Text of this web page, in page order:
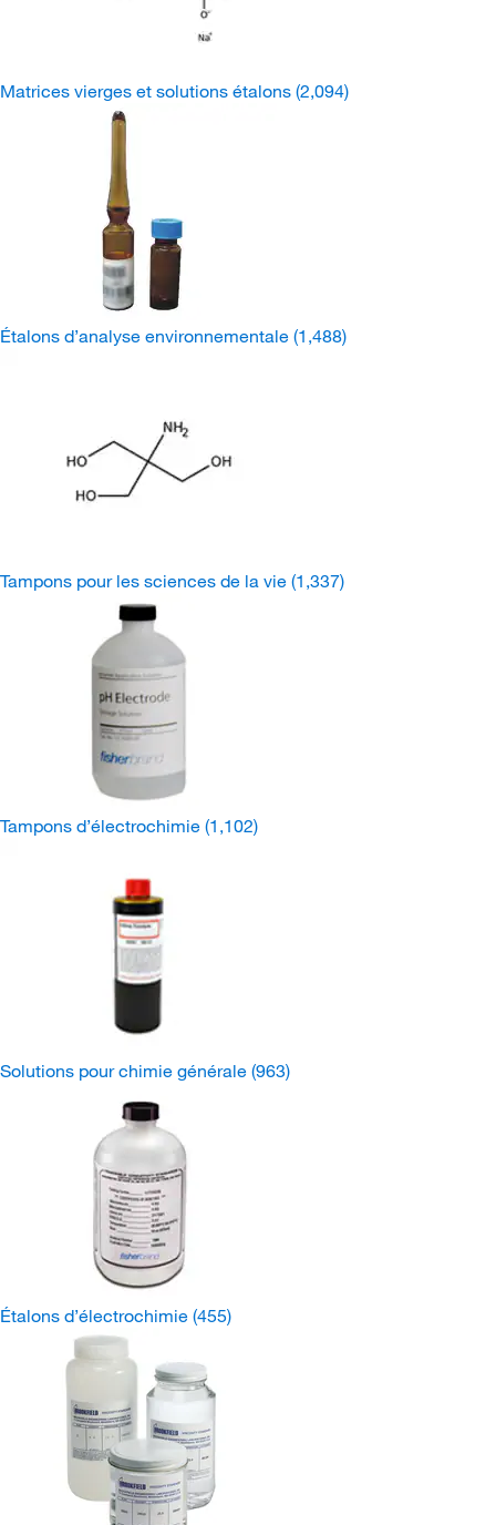
Matrices vierges et solutions étalons (2,094)
Étalons d’analyse environnementale (1,488)
Tampons pour les sciences de la vie (1,337)
Tampons d’électrochimie (1,102)
Solutions pour chimie générale (963)
Étalons d’électrochimie (455)